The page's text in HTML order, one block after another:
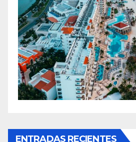
ENTRADAS RECIENTES